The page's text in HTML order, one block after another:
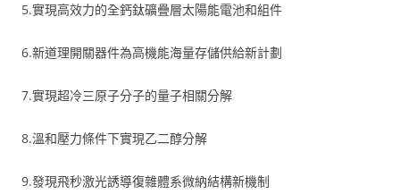
5.實現高效力的全鈣鈦礦疊層太陽能電池和組件
6.新道理開關器件為高機能海量存儲供給新計劃
7.實現超冷三原子分子的量子相關分解
8.溫和壓力條件下實現乙二醇分解
9.發現飛秒激光誘導復雜體系微納結構新機制